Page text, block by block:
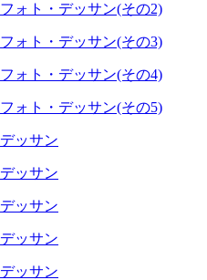
フォト・デッサン(その2)
フォト・デッサン(その3)
フォト・デッサン(その4)
フォト・デッサン(その5)
デッサン
デッサン
デッサン
デッサン
デッサン